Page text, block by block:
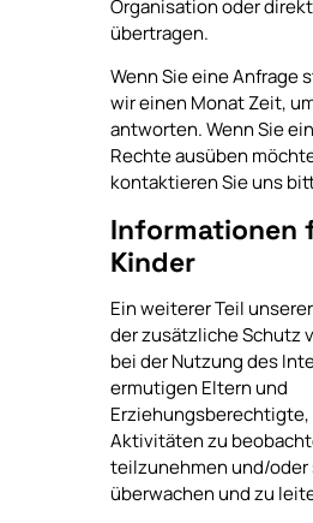
Organisation oder
übertragen.
Wenn Sie eine Anfrage
wir einen Monat Zeit,
antworten. Wenn Sie
Rechte ausüben
kontaktieren Sie uns
Informationen
Kinder
Ein weiterer Teil
der zusätzliche Schutz
bei der Nutzung des
ermutigen Eltern und
Aktivitäten zu
teilzunehmen und/oder
überwachen und zu